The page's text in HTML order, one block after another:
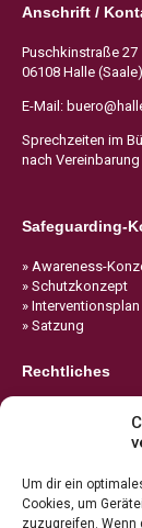
Um dir ein
Cookies, um
zuzugreifen. Wenn
Anschrift /
Puschkinstraße 27
06108 Halle (Saale)
E-Mail:
Sprechzeiten im
nach Vereinbarung
Safeguarding-
» Awareness-
» Schutzkonzept
» Interventionsplan
» Satzung
Rechtliches
» Cookie-Richtlinie